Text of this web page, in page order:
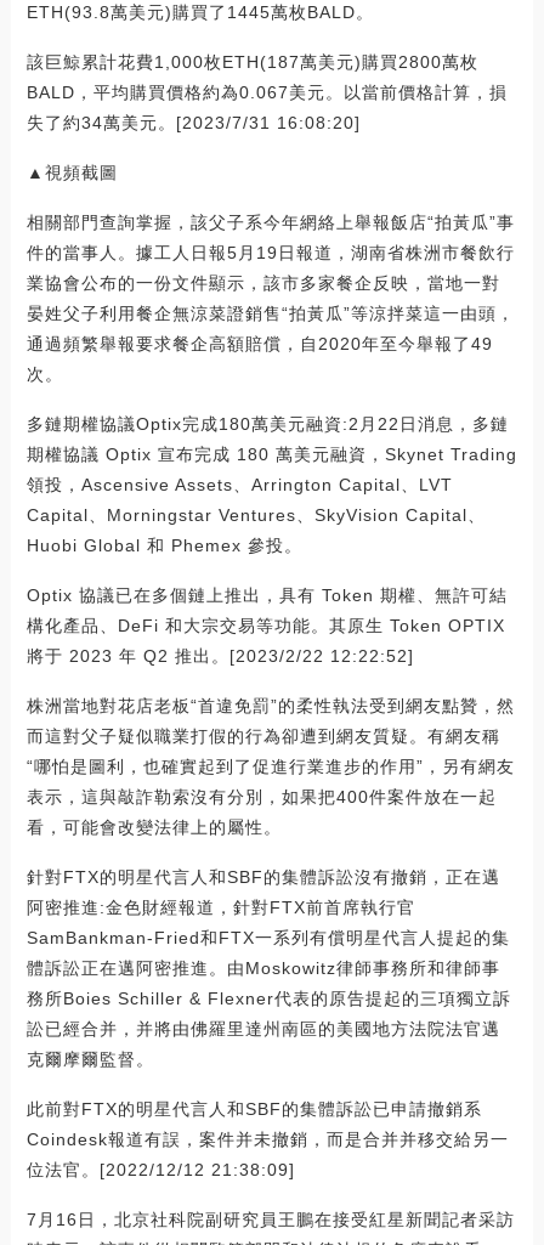
ETH(93.8萬美元)購買了1445萬枚BALD。
該巨鯨累計花費1,000枚ETH(187萬美元)購買2800萬枚
BALD，平均購買價格約為0.067美元。以當前價格計算，損
失了約34萬美元。[2023/7/31 16:08:20]
▲視頻截圖
相關部門查詢掌握，該父子系今年網絡上舉報飯店“拍黃瓜”事
件的當事人。據工人日報5月19日報道，湖南省株洲市餐飲行
業協會公布的一份文件顯示，該市多家餐企反映，當地一對
晏姓父子利用餐企無涼菜證銷售“拍黃瓜”等涼拌菜這一由頭，
通過頻繁舉報要求餐企高額賠償，自2020年至今舉報了49
次。
多鏈期權協議Optix完成180萬美元融資:2月22日消息，多鏈
期權協議 Optix 宣布完成 180 萬美元融資，Skynet Trading
領投，Ascensive Assets、Arrington Capital、LVT
Capital、Morningstar Ventures、SkyVision Capital、
Huobi Global 和 Phemex 參投。
Optix 協議已在多個鏈上推出，具有 Token 期權、無許可結
構化產品、DeFi 和大宗交易等功能。其原生 Token OPTIX
將于 2023 年 Q2 推出。[2023/2/22 12:22:52]
株洲當地對花店老板“首違免罰”的柔性執法受到網友點贊，然
而這對父子疑似職業打假的行為卻遭到網友質疑。有網友稱
“哪怕是圖利，也確實起到了促進行業進步的作用”，另有網友
表示，這與敲詐勒索沒有分別，如果把400件案件放在一起
看，可能會改變法律上的屬性。
針對FTX的明星代言人和SBF的集體訴訟沒有撤銷，正在邁
阿密推進:金色財經報道，針對FTX前首席執行官
SamBankman-Fried和FTX一系列有償明星代言人提起的集
體訴訟正在邁阿密推進。由Moskowitz律師事務所和律師事
務所Boies Schiller & Flexner代表的原告提起的三項獨立訴
訟已經合并，并將由佛羅里達州南區的美國地方法院法官邁
克爾摩爾監督。
此前對FTX的明星代言人和SBF的集體訴訟已申請撤銷系
Coindesk報道有誤，案件并未撤銷，而是合并并移交給另一
位法官。[2022/12/12 21:38:09]
7月16日，北京社科院副研究員王鵬在接受紅星新聞記者采訪